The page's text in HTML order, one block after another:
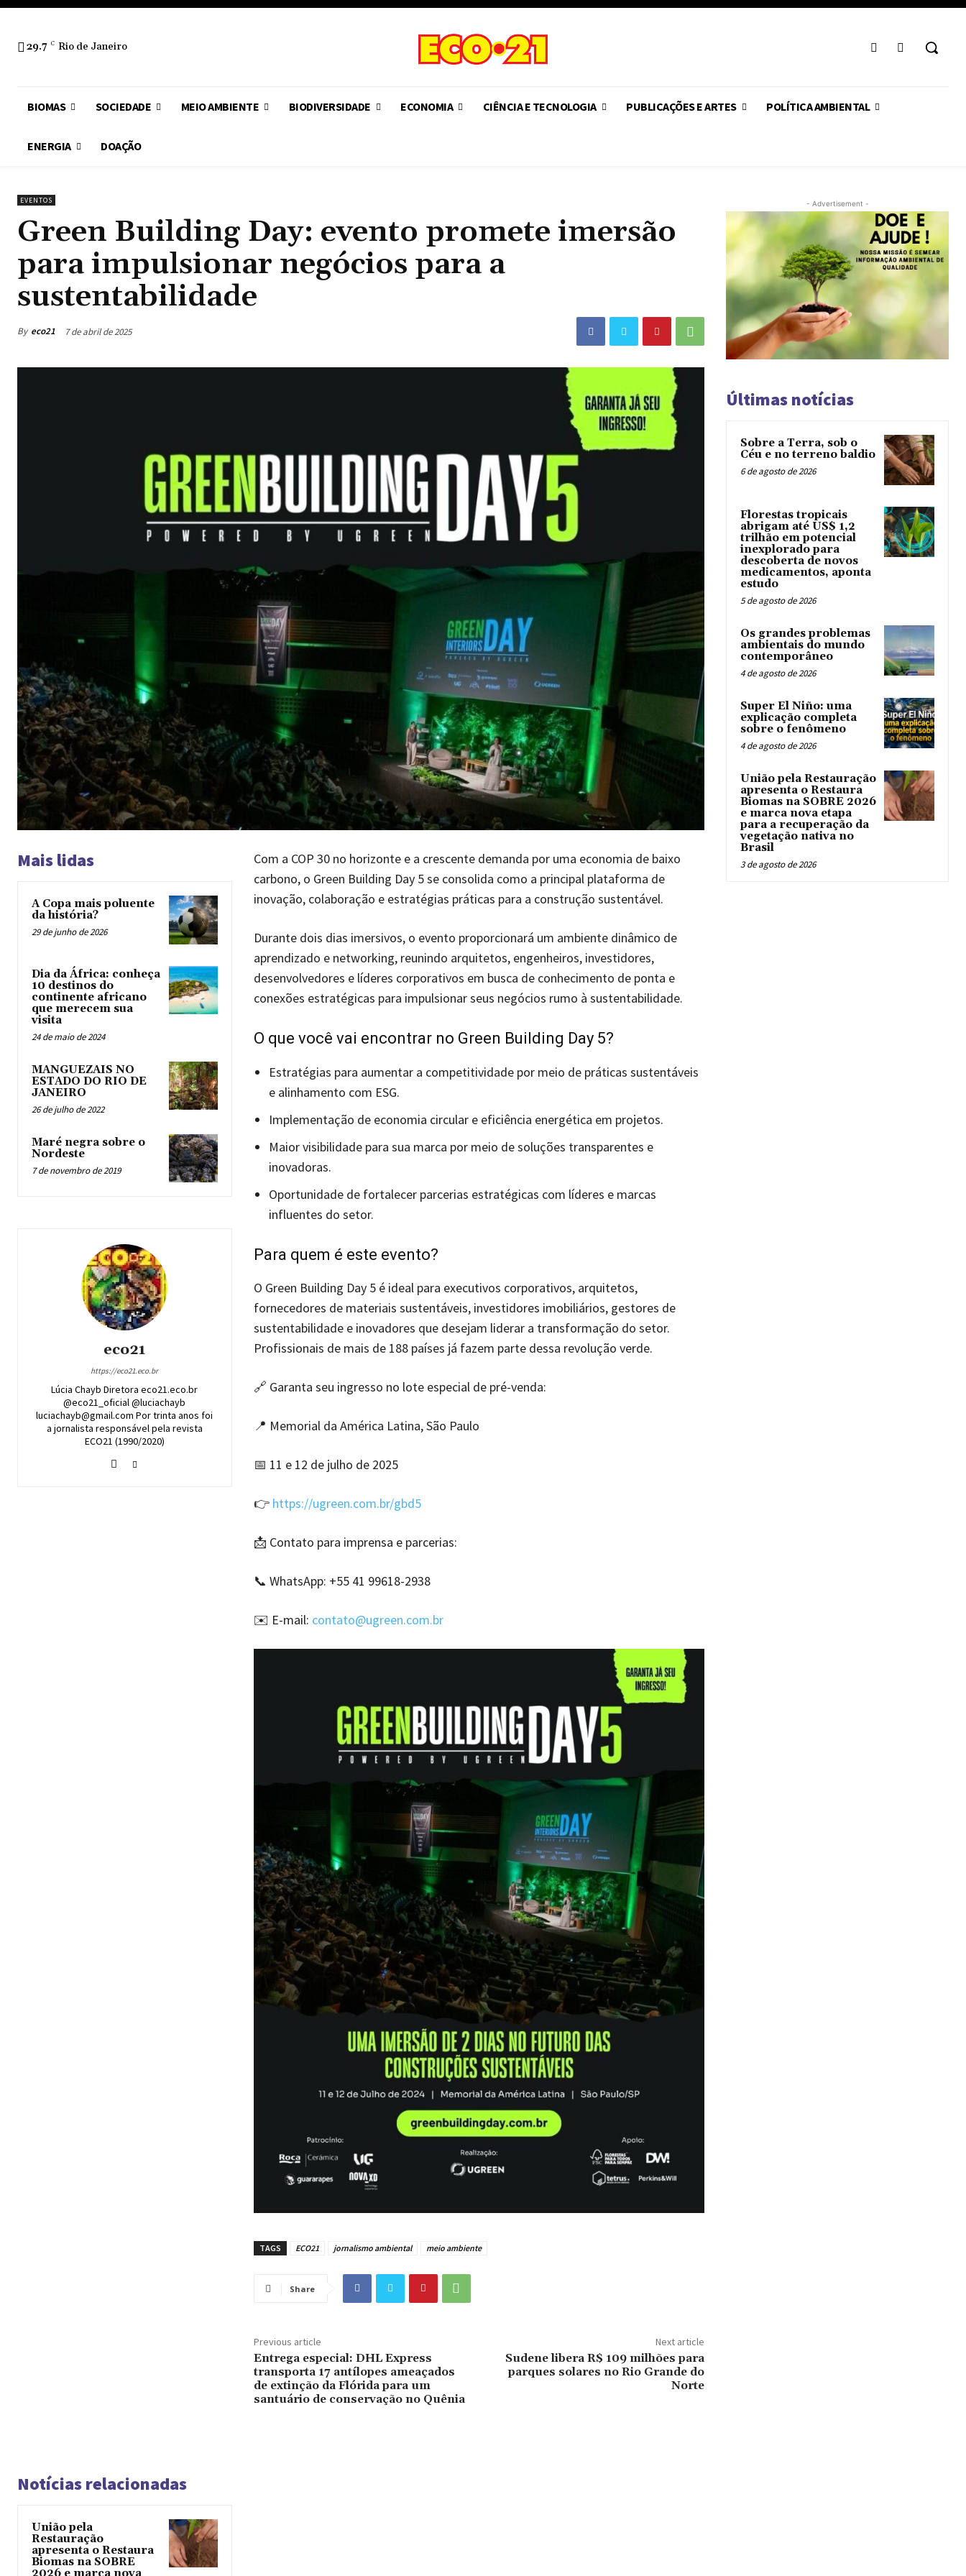
29.7 C Rio de Janeiro
BIOMAS SOCIEDADE MEIO AMBIENTE BIODIVERSIDADE ECONOMIA CIÊNCIA E TECNOLOGIA PUBLICAÇÕES E ARTES POLÍTICA AMBIENTAL
ENERGIA DOAÇÃO
EVENTOS
Green Building Day: evento promete imersão
para impulsionar negócios para a
sustentabilidade
By eco21 7 de abril de 2025
Mais lidas
A Copa mais poluente
da história?
29 de junho de 2026
Dia da África: conheça
10 destinos do
continente africano
que merecem sua
visita
24 de maio de 2024
MANGUEZAIS NO
ESTADO DO RIO DE
JANEIRO
26 de julho de 2022
Maré negra sobre o
Nordeste
7 de novembro de 2019
eco21
https://eco21.eco.br
Lúcia Chayb Diretora eco21.eco.br
@eco21_oficial @luciachayb
luciachayb@gmail.com Por trinta anos foi
a jornalista responsável pela revista
ECO21 (1990/2020)
Com a COP 30 no horizonte e a crescente demanda por uma economia de baixo
carbono, o Green Building Day 5 se consolida como a principal plataforma de
inovação, colaboração e estratégias práticas para a construção sustentável.
Durante dois dias imersivos, o evento proporcionará um ambiente dinâmico de
aprendizado e networking, reunindo arquitetos, engenheiros, investidores,
desenvolvedores e líderes corporativos em busca de conhecimento de ponta e
conexões estratégicas para impulsionar seus negócios rumo à sustentabilidade.
O que você vai encontrar no Green Building Day 5?
Estratégias para aumentar a competitividade por meio de práticas sustentáveis
e alinhamento com ESG.
Implementação de economia circular e eficiência energética em projetos.
Maior visibilidade para sua marca por meio de soluções transparentes e
inovadoras.
Oportunidade de fortalecer parcerias estratégicas com líderes e marcas
influentes do setor.
Para quem é este evento?
O Green Building Day 5 é ideal para executivos corporativos, arquitetos,
fornecedores de materiais sustentáveis, investidores imobiliários, gestores de
sustentabilidade e inovadores que desejam liderar a transformação do setor.
Profissionais de mais de 188 países já fazem parte dessa revolução verde.
🔗 Garanta seu ingresso no lote especial de pré-venda:
📍 Memorial da América Latina, São Paulo
📅 11 e 12 de julho de 2025
👉 https://ugreen.com.br/gbd5
📩 Contato para imprensa e parcerias:
📞 WhatsApp: +55 41 99618-2938
✉️ E-mail: contato@ugreen.com.br
TAGS ECO21 jornalismo ambiental meio ambiente
Share
Previous article
Entrega especial: DHL Express
transporta 17 antílopes ameaçados
de extinção da Flórida para um
santuário de conservação no Quênia
Next article
Sudene libera R$ 109 milhões para
parques solares no Rio Grande do
Norte
Notícias relacionadas
União pela
Restauração
apresenta o Restaura
Biomas na SOBRE
- Advertisement -
Últimas notícias
Sobre a Terra, sob o
Céu e no terreno baldio
6 de agosto de 2026
Florestas tropicais
abrigam até US$ 1,2
trilhão em potencial
inexplorado para
descoberta de novos
medicamentos, aponta
estudo
5 de agosto de 2026
Os grandes problemas
ambientais do mundo
contemporâneo
4 de agosto de 2026
Super El Niño: uma
explicação completa
sobre o fenômeno
4 de agosto de 2026
União pela Restauração
apresenta o Restaura
Biomas na SOBRE 2026
e marca nova etapa
para a recuperação da
vegetação nativa no
Brasil
3 de agosto de 2026